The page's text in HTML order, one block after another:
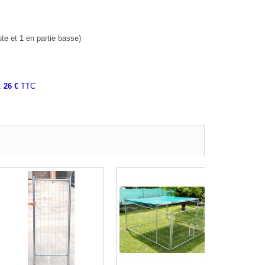
et 1 en partie basse)
26 € TTC